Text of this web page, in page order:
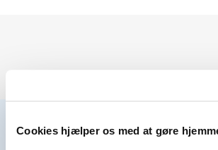
Cookies hjælper os med at gøre